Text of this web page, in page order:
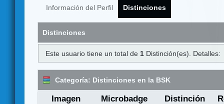
Información del Perfil Distinciones
Distinciones
Este usuario tiene un total de 1 Distinción(es). Detalles:
Categoría: Distinciones en la BSK
Imagen Microbadge Distinción